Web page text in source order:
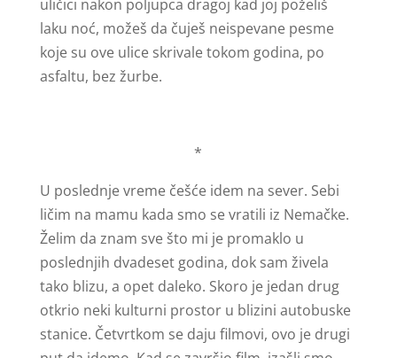
uličici nakon poljupca dragoj kad joj poželiš
laku noć, možeš da čuješ neispevane pesme
koje su ove ulice skrivale tokom godina, po
asfaltu, bez žurbe.
*
U poslednje vreme češće idem na sever. Sebi
ličim na mamu kada smo se vratili iz Nemačke.
Želim da znam sve što mi je promaklo u
poslednjih dvadeset godina, dok sam živela
tako blizu, a opet daleko. Skoro je jedan drug
otkrio neki kulturni prostor u blizini autobuske
stanice. Četvrtkom se daju filmovi, ovo je drugi